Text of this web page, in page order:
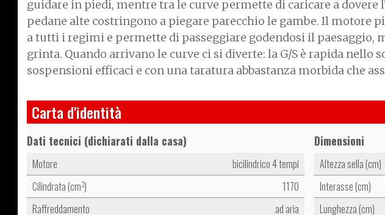
guidare in piedi, mentre tra le curve permette di caricare a dovere
pedane alte costringono a piegare parecchio le gambe. Il motore
a tutti i regimi e permette di passeggiare godendosi il paesaggio,
grinta. Quando arrivano le curve ci si diverte: la G/S è rapida nello
sospensioni efficaci e con una taratura abbastanza morbida che
Carta d'identità
Dati tecnici (dichiarati dalla casa)
Motore
bicilindrico 4 tempi
Cilindrata (cm3)
1170
Raffreddamento
ad aria
Dimensioni
Altezza sella (cm)
Interasse (cm)
Lunghezza (cm)